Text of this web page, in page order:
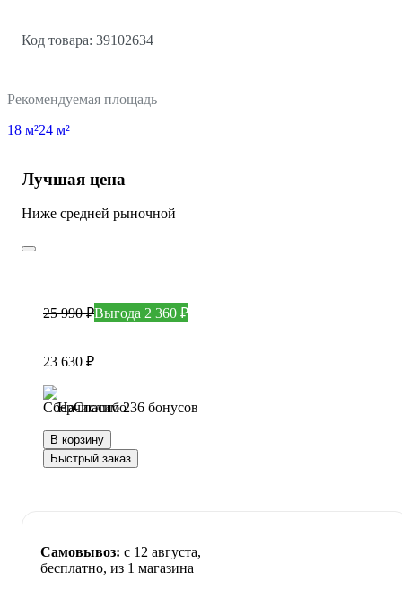
Код товара: 39102634
Рекомендуемая площадь
18 м²24 м²
Лучшая цена
Ниже средней рыночной
25 990 ₽Выгода 2 360 ₽
23 630 ₽
Начислим 236 бонусов
В корзину
Быстрый заказ
Самовывоз: c 12 августа,
бесплатно, из 1 магазина